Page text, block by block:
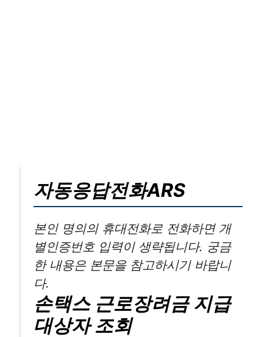
자동응답전화ARS
본인 명의의 휴대전화로 전화하면 개
별인증번호 입력이 생략됩니다. 궁금
한 내용은 본문을 참고하시기 바랍니
다.
손택스 근로장려금 지급
대상자 조회